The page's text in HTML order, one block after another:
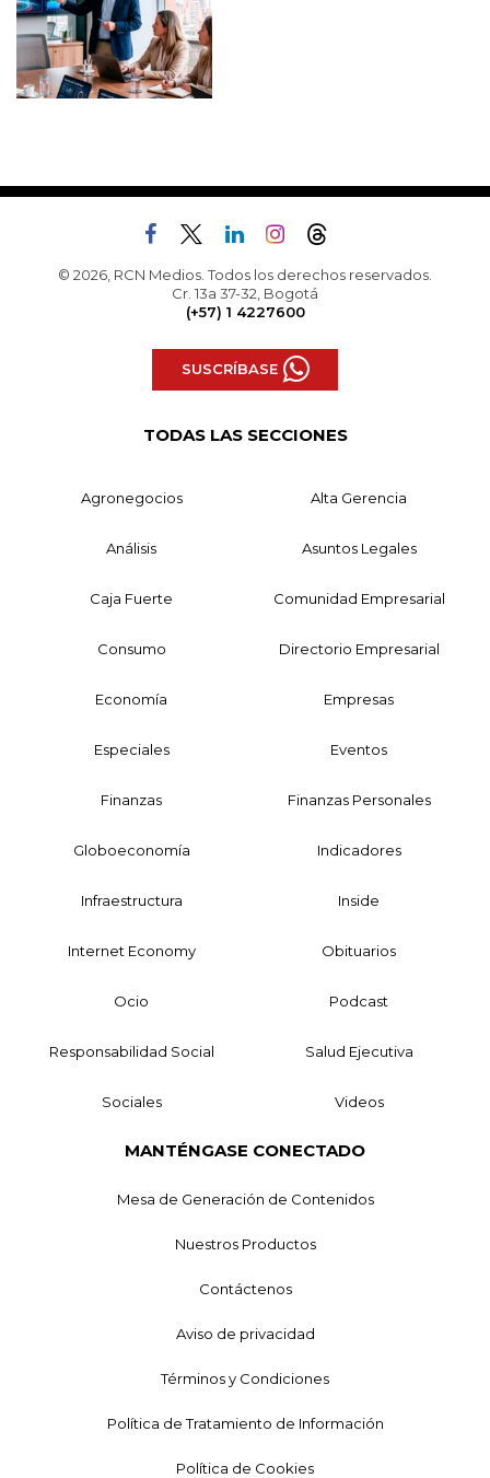
© 2026, RCN Medios. Todos los derechos reservados.
Cr. 13a 37-32, Bogotá
(+57) 1 4227600
SUSCRÍBASE
TODAS LAS SECCIONES
Agronegocios Alta Gerencia
Análisis Asuntos Legales
Caja Fuerte Comunidad Empresarial
Consumo Directorio Empresarial
Economía Empresas
Especiales Eventos
Finanzas Finanzas Personales
Globoeconomía Indicadores
Infraestructura Inside
Internet Economy Obituarios
Ocio Podcast
Responsabilidad Social Salud Ejecutiva
Sociales Videos
MANTÉNGASE CONECTADO
Mesa de Generación de Contenidos
Nuestros Productos
Contáctenos
Aviso de privacidad
Términos y Condiciones
Política de Tratamiento de Información
Política de Cookies